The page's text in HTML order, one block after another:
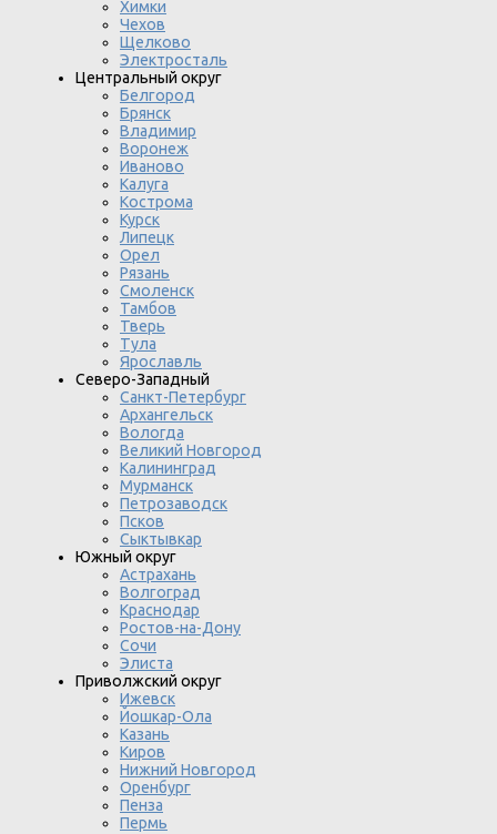
Химки
Чехов
Щелково
Электросталь
Центральный округ
Белгород
Брянск
Владимир
Воронеж
Иваново
Калуга
Кострома
Курск
Липецк
Орел
Рязань
Смоленск
Тамбов
Тверь
Тула
Ярославль
Северо-Западный
Санкт-Петербург
Архангельск
Вологда
Великий Новгород
Калининград
Мурманск
Петрозаводск
Псков
Сыктывкар
Южный округ
Астрахань
Волгоград
Краснодар
Ростов-на-Дону
Сочи
Элиста
Приволжский округ
Ижевск
Йошкар-Ола
Казань
Киров
Нижний Новгород
Оренбург
Пенза
Пермь